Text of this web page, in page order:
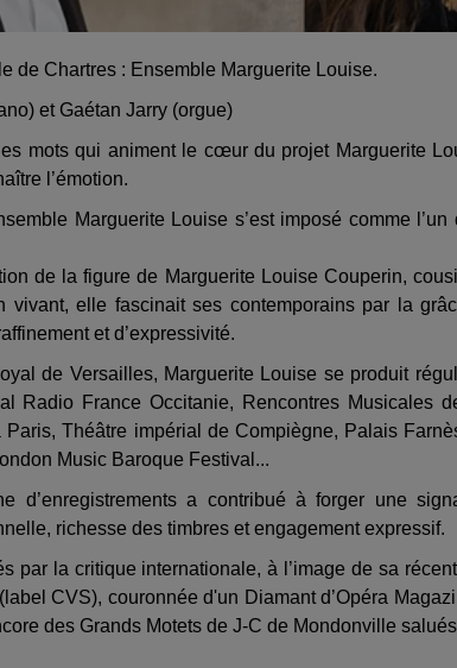
de Chartres : Ensemble Marguerite Louise.
et Gaétan Jarry (orgue)
mots qui animent le cœur du projet Marguerite
l’émotion.
Marguerite Louise s’est imposé comme
de la figure de Marguerite Louise Couperin,
vivant, elle fascinait ses contemporains par la
et d’expressivité.
de Versailles, Marguerite Louise se produit
Radio France Occitanie, Rencontres Musicales
Théâtre impérial de Compiègne, Palais
Music Baroque Festival...
d’enregistrements a contribué à forger une
richesse des timbres et engagement expressif.
par la critique internationale, à l’image de sa
CVS), couronnée d'un Diamant d’Opéra
des Grands Motets de J-C de Mondonville salués